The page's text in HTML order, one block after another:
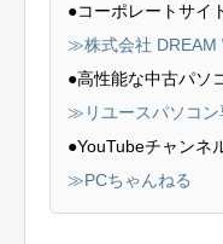
●コーポレートサイ
≫株式会社 DREAM
●高性能な中古パソ
≫リユースパソコン
●YouTubeチャンネ
≫PCちゃんねる